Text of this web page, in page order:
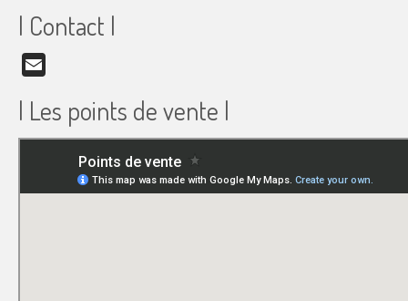
| Contact |
| Les points de vente |